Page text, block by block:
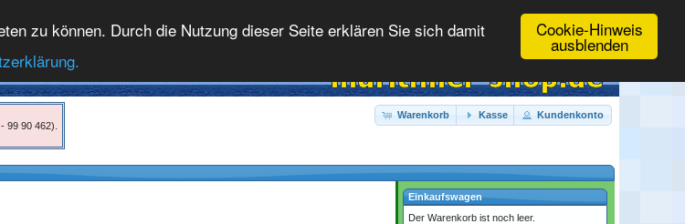
Cookie-Hinweis
ausblenden
zu können. Durch die Nutzung dieser Seite erklären Sie sich damit
99 90 462).
Warenkorb Kasse Kundenkonto
Einkaufswagen
Der Warenkorb ist noch leer.